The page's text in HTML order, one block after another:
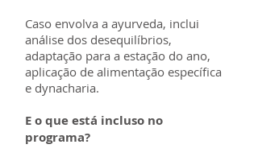
Caso envolva a ayurveda, inclui
análise dos desequilíbrios,
adaptação para a estação do ano,
aplicação de alimentação específica
e dynacharia.
E o que está incluso no
programa?